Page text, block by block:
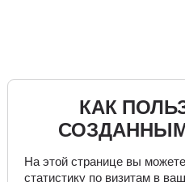
КАК
На этой странице вы
статистику по визитам в